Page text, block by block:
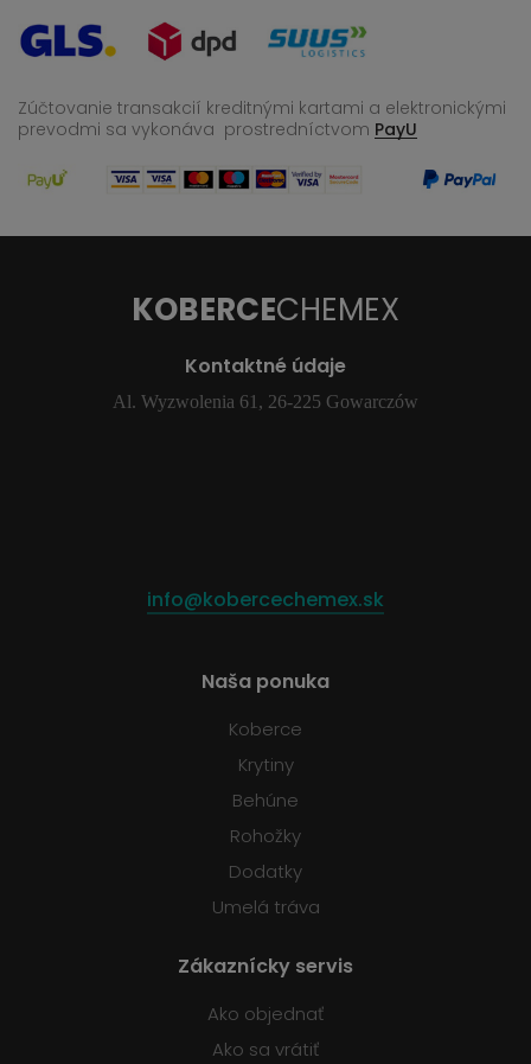
Zúčtovanie transakcií kreditnými kartami a elektronickými
prevodmi sa vykonáva prostredníctvom PayU
KOBERCECHEMEX
Kontaktné údaje
Al. Wyzwolenia 61, 26-225 Gowarczów
info@kobercechemex.sk
Naša ponuka
Koberce
Krytiny
Behúne
Rohožky
Dodatky
Umelá tráva
Zákaznícky servis
Ako objednať
Ako sa vrátiť